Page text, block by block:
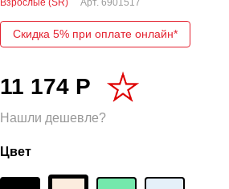
Взрослые (SR) Арт. 6901517
Скидка 5% при оплате онлайн*
11 174 Р
Нашли дешевле?
Цвет